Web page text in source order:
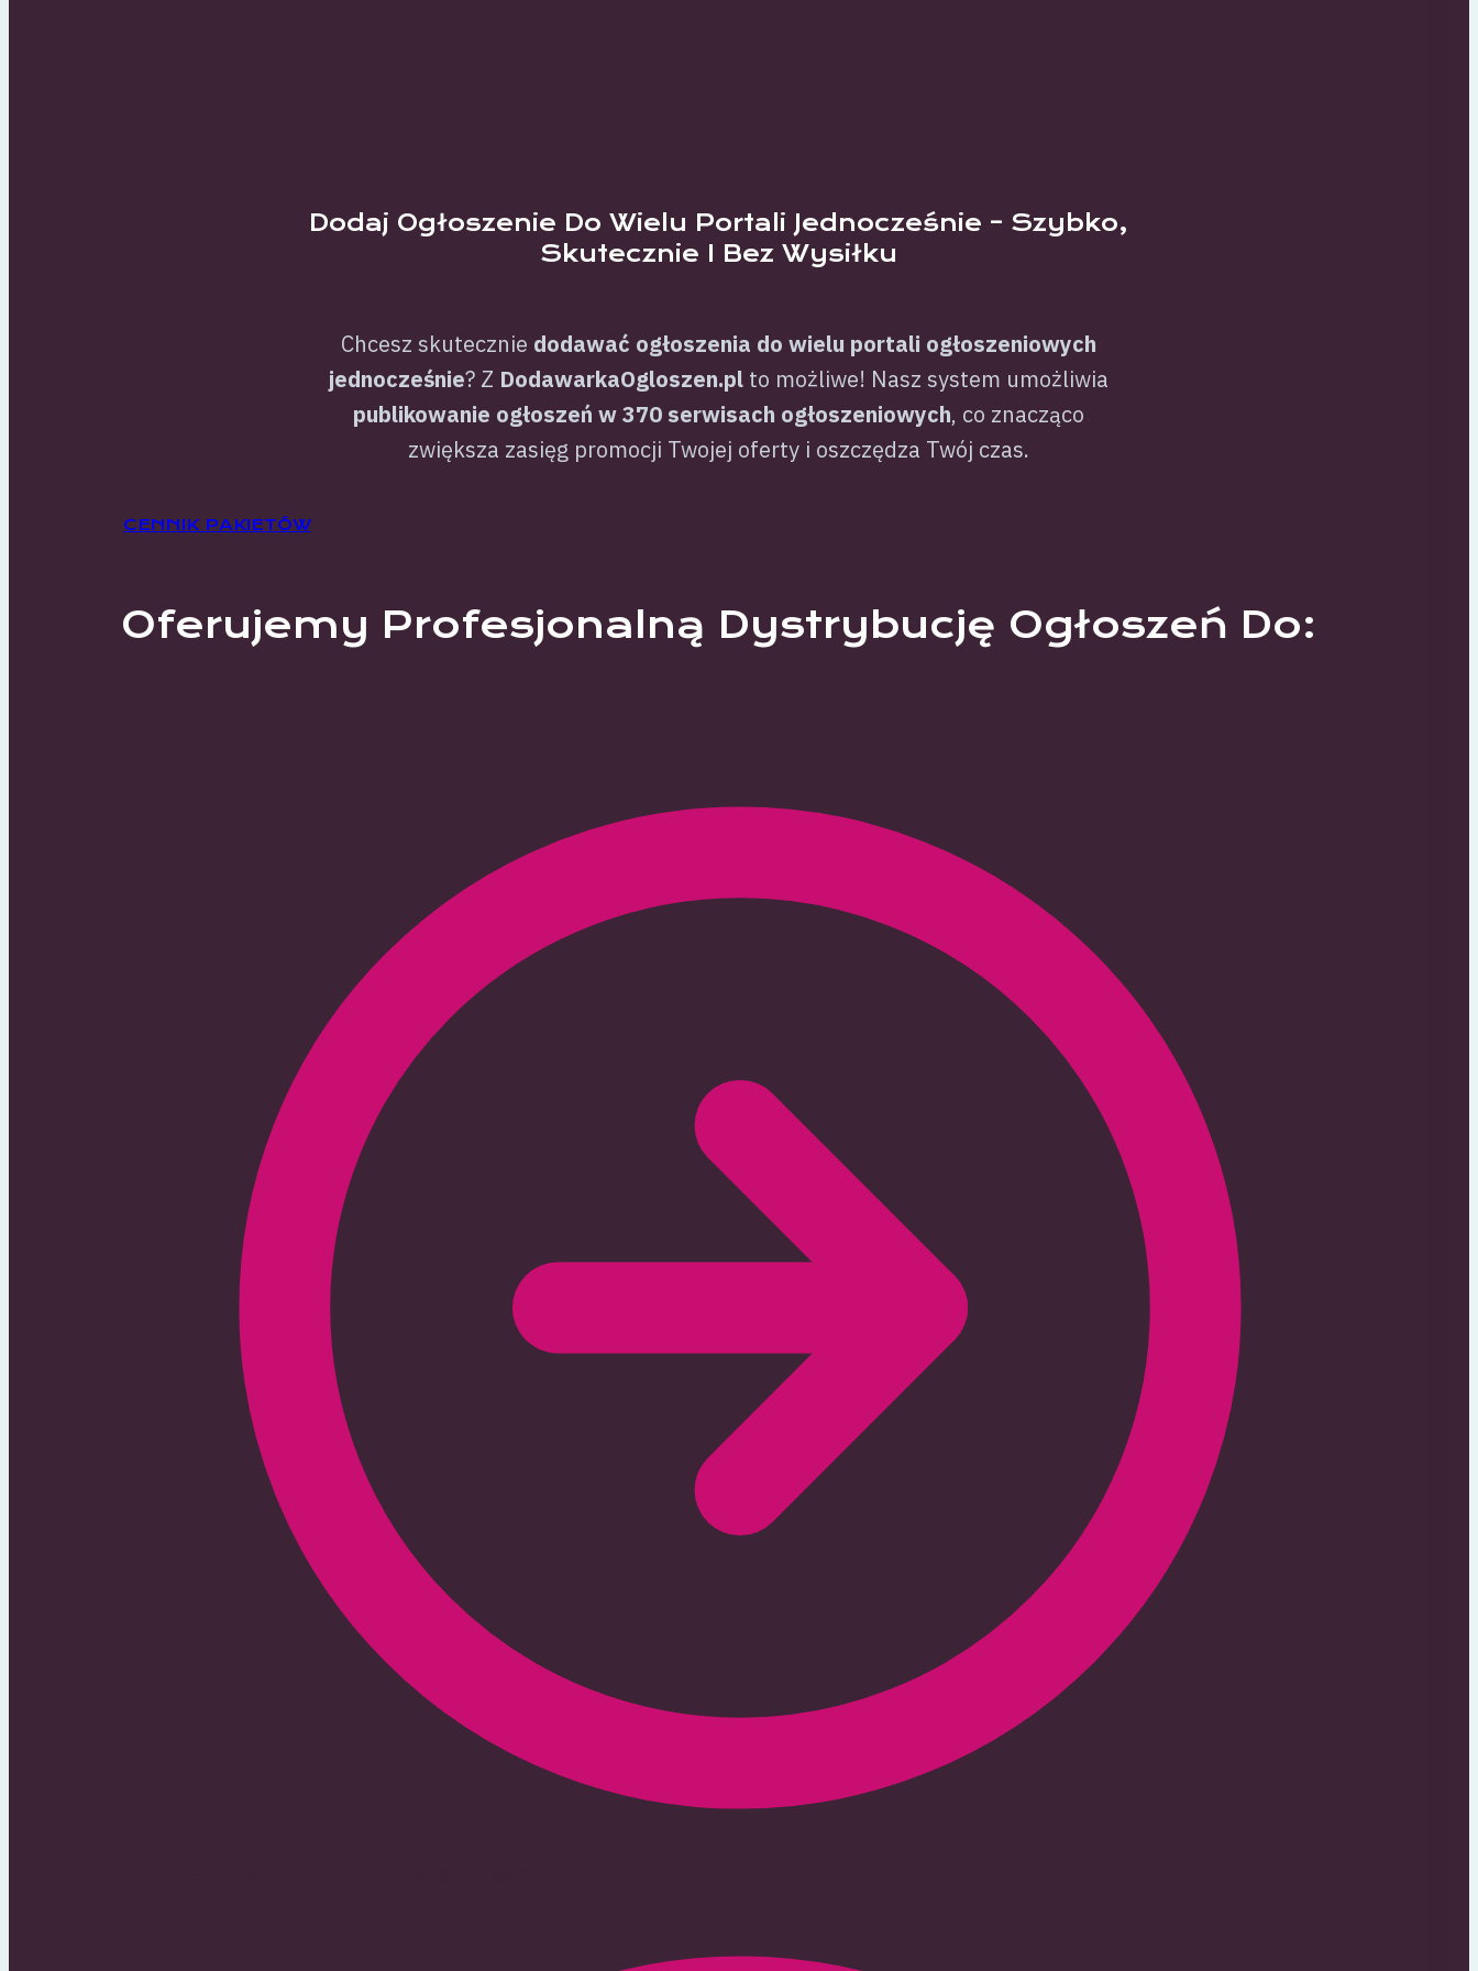
Dodaj Ogłoszenie Do Wielu Portali Jednocześnie – Szybko,
Skutecznie I Bez Wysiłku
Chcesz skutecznie dodawać ogłoszenia do wielu portali ogłoszeniowych
jednocześnie? Z DodawarkaOgloszen.plto możliwe! Nasz system umożliwia
publikowanie ogłoszeń w 370 serwisach ogłoszeniowych, co znacząco
zwiększa zasięg promocji Twojej oferty i oszczędza Twój czas.
CENNIK PAKIETÓW
Oferujemy Profesjonalną Dystrybucję Ogłoszeń Do: